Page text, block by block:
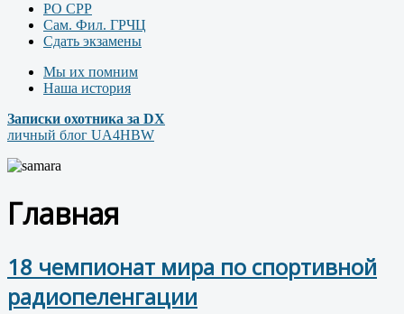
РО СРР
Сам. Фил. ГРЧЦ
Сдать экзамены
Мы их помним
Наша история
Записки охотника за DX
личный блог UA4HBW
Главная
18 чемпионат мира по спортивной
радиопеленгации